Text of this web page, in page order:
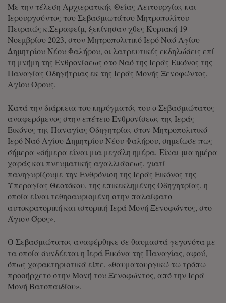
Με την τέλεση Αρχιερατικής Θείας Λειτουργίας και
Ιερουργούντος του Σεβασμιωτάτου Μητροπολίτου
Πειραιώς κ.Σεραφείμ, ξεκίνησαν χθες Κυριακή 19
Νοεμβρίου 2023, στον Μητροπολιτικό Ιερό Ναό Αγίου
Δημητρίου Νέου Φαλήρου, οι λατρευτικές εκδηλώσεις επί
τη μνήμη της Ενθρονίσεως στο Ναό της Ιεράς Εικόνος της
Παναγίας Οδηγήτριας εκ της Ιεράς Μονής Ξενοφώντος,
Αγίου Όρους.
Κατά την διάρκεια του κηρύγματός του ο Σεβασμιώτατος
αναφερόμενος στην επέτειο Ενθρονίσεως της Ιεράς
Εικόνος της Παναγίας Οδηγητρίας στον Μητροπολιτικό
Ιερό Ναό Αγίου Δημητρίου Νέου Φαλήρου, σημείωσε πως
σήμερα «σήμερα είναι μια μεγάλη ημέρα. Είναι μια ημέρα
χαράς και πνευματικής αγαλλιάσεως, γιατί
πανηγυρίζουμε την Ενθρόνιση της Ιεράς Εικόνος της
Υπεραγίας Θεοτόκου, της επικεκλημένης Οδηγητρίας, η
οποία είναι τεθησαυρισμένη στην παλαίφατο
αυτοκρατορική και ιστορική Ιερά Μονή Ξενοφώντος, στο
Άγιον Όρος».
Ο Σεβασμιώτατος αναφέρθηκε σε θαυμαστά γεγονότα με
τα οποία συνδέεται η Ιερά Εικόνα της Παναγίας, αφού,
όπως χαρακτηριστικά είπε, «θαυματουργικώ τω τρόπω
προσήρχετο στην Μονή του Ξενοφώντος, από την Ιερά
Μονή Βατοπαιδίου».